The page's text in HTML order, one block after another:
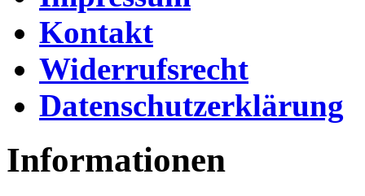
Kontakt
Widerrufsrecht
Datenschutzerklärung
Informationen